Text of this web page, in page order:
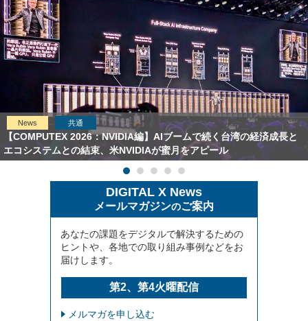
News 共通
【COMPUTEX 2026：NVIDIA編】AIブームで続く台湾の経済成長と
エコシステムとの結束、米NVIDIAが蜜月をアピール
DIGITAL X News
メールマガジンのご案内
あなたの課題をデジタルで解決するための
ヒントや、各地での取り組み事例などをお
届けします。
第2、第4火曜配信
メルマガを申し込む